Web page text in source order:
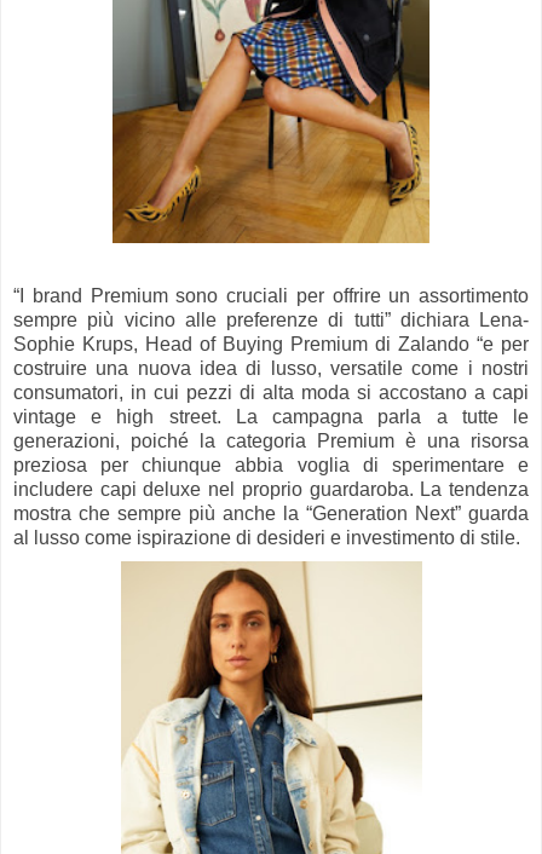
“I brand Premium sono cruciali per offrire un assortimento
sempre più vicino alle preferenze di tutti” dichiara Lena-
Sophie Krups, Head of Buying Premium di Zalando “e per
costruire una nuova idea di lusso, versatile come i nostri
consumatori, in cui pezzi di alta moda si accostano a capi
vintage e high street. La campagna parla a tutte le
generazioni, poiché la categoria Premium è una risorsa
preziosa per chiunque abbia voglia di sperimentare e
includere capi deluxe nel proprio guardaroba. La tendenza
mostra che sempre più anche la “Generation Next” guarda
al lusso come ispirazione di desideri e investimento di stile.